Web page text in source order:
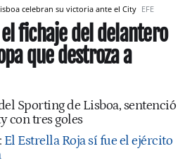
celebran su victoria ante el City EFE
el fichaje del delantero
que destroza a
Sporting de Lisboa, sentenció
con tres goles
El Estrella Roja sí fue el ejército